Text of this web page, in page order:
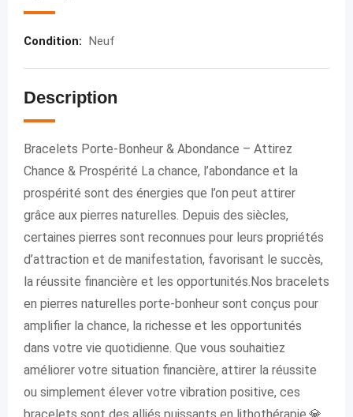
Condition: Neuf
Description
Bracelets Porte-Bonheur & Abondance – Attirez
Chance & Prospérité La chance, l’abondance et la
prospérité sont des énergies que l’on peut attirer
grâce aux pierres naturelles. Depuis des siècles,
certaines pierres sont reconnues pour leurs propriétés
d’attraction et de manifestation, favorisant le succès,
la réussite financière et les opportunités.Nos bracelets
en pierres naturelles porte-bonheur sont conçus pour
amplifier la chance, la richesse et les opportunités
dans votre vie quotidienne. Que vous souhaitiez
améliorer votre situation financière, attirer la réussite
ou simplement élever votre vibration positive, ces